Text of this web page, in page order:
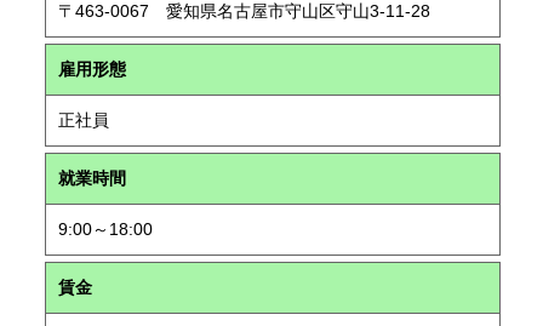
〒463-0067 愛知県名古屋市守山区守山3-11-28
雇用形態
正社員
就業時間
9:00～18:00
賃金